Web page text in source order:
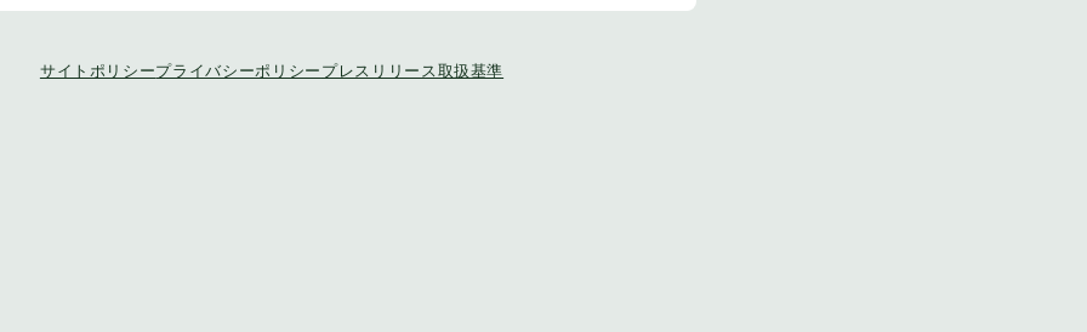
サイトポリシープライバシーポリシー プレスリリース取扱基準